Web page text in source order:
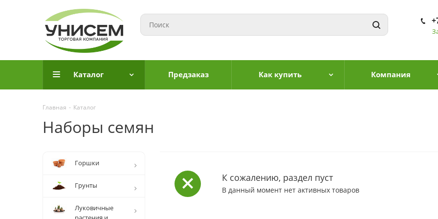
Каталог Предзаказ Как купить Компания
Главная - Каталог
Наборы семян
К сожалению, раздел пуст
В данный момент нет активных товаров
Горшки
Грунты
Луковичные